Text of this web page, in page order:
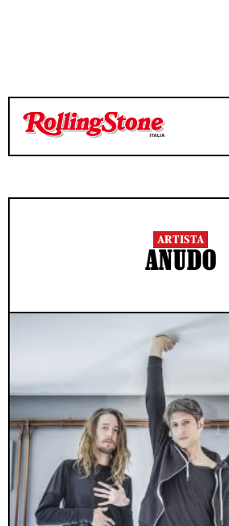
ARTISTA
ANUDO